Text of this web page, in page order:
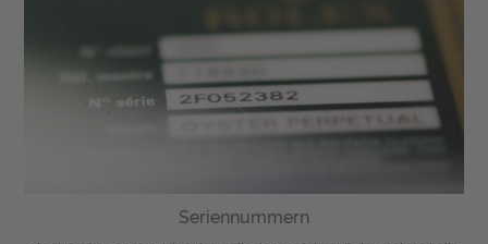
Seriennummern